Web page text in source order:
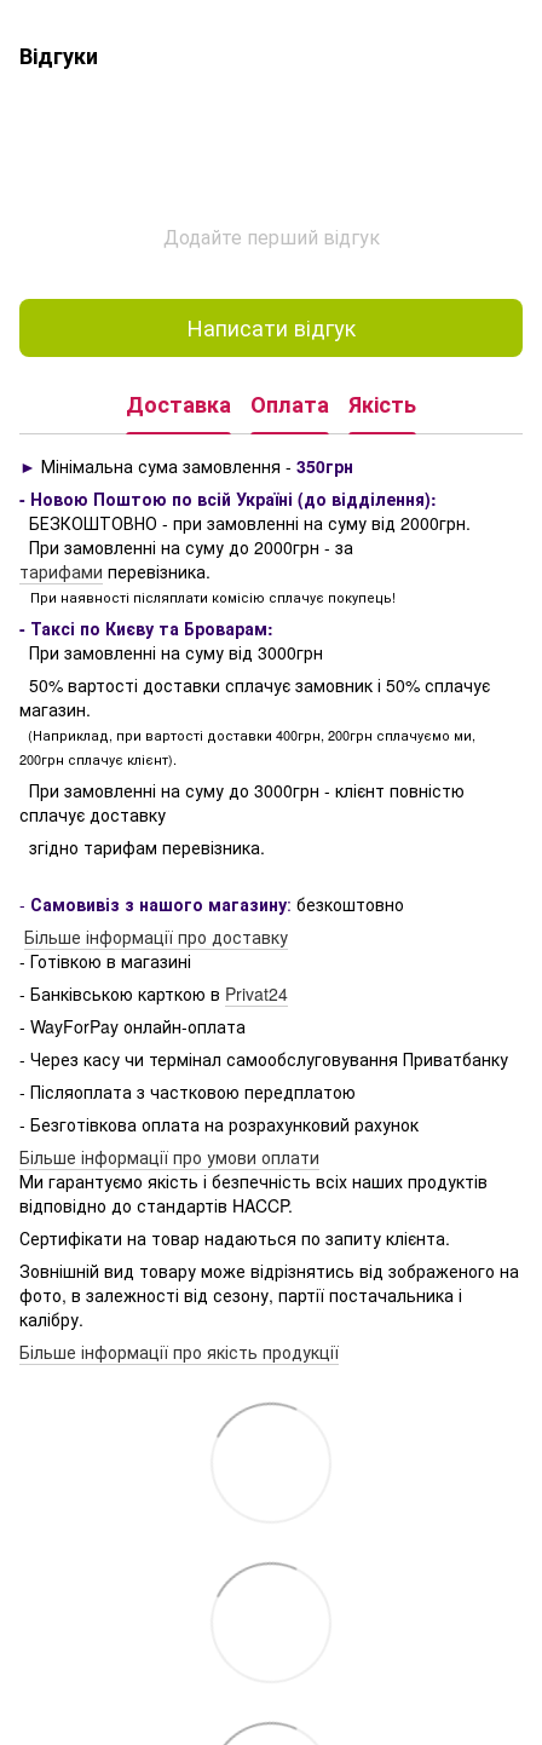
Відгуки
Додайте перший відгук
Написати відгук
Доставка Оплата Якість
► Мінімальна сума замовлення - 350грн
- Новою Поштою по всій Україні (до відділення):
БЕЗКОШТОВНО - при замовленні на суму від 2000грн.
При замовленні на суму до 2000грн - за
тарифами перевізника.
При наявності післяплати комісію сплачує покупець!
- Таксі по Києву та Броварам:
При замовленні на суму від 3000грн
50% вартості доставки сплачує замовник і 50% сплачує
магазин.
(Наприклад, при вартості доставки 400грн, 200грн сплачуємо ми,
200грн сплачує клієнт).
При замовленні на суму до 3000грн - клієнт повністю
сплачує доставку
згідно тарифам перевізника.
- Самовивіз з нашого магазину: безкоштовно
Більше інформації про доставку
- Готівкою в магазині
- Банківською карткою в Privat24
- WayForPay онлайн-оплата
- Через касу чи термінал самообслуговування Приватбанку
- Післяоплата з частковою передплатою
- Безготівкова оплата на розрахунковий рахунок
Більше інформації про умови оплати
Ми гарантуємо якість і безпечність всіх наших продуктів
відповідно до стандартів HACCP.
Сертифікати на товар надаються по запиту клієнта.
Зовнішній вид товару може відрізнятись від зображеного на
фото, в залежності від сезону, партії постачальника і
калібру.
Більше інформації про якість продукції